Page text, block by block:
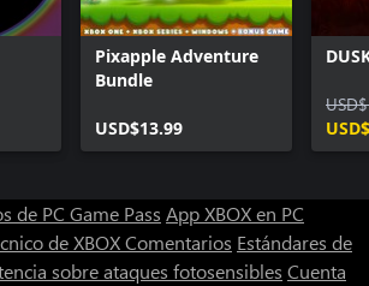
Pixapple Adventure
Bundle
USD$13.99
de PC Game Pass App XBOX en PC
de XBOXComentarios Estándares de
sobre ataques fotosensibles Cuenta